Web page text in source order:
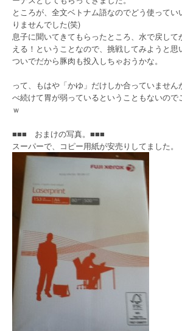
ところが、全文ベトナム語なのでどう使って
りませんでした(笑)
息子に聞いてきてもらったところ、水で戻して
える！ということなので、挑戦してみようと思
ついでだから豚肉も投入しちゃおうかな。
って、もはや「かゆ」だけしか合っていません
べ続けて胃が弱っているということもないので
ｗ
■■■ おまけの写真。■■■
スーパーで、コピー用紙が安売りしてました。